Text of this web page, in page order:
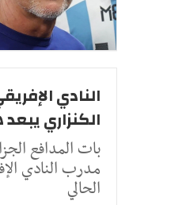
النادي
الكنزاري
بات المدافع
مدرب النادي
الحالي